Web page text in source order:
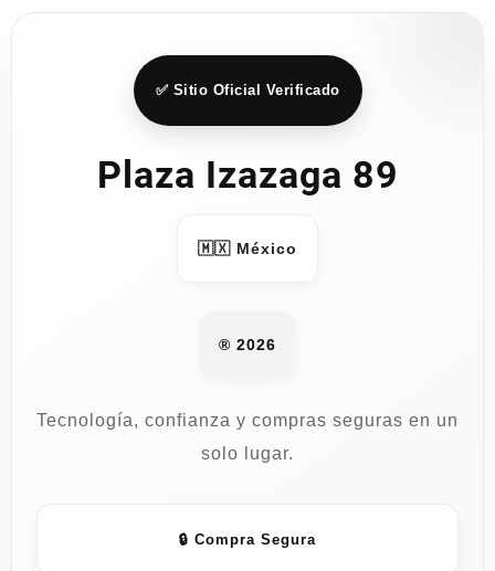
✅ Sitio Oficial Verificado
Plaza Izazaga 89
🇲🇽 México
® 2026
Tecnología, confianza y compras seguras en un
solo lugar.
🔒 Compra Segura